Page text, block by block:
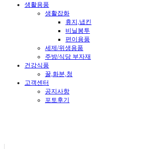
생활용품
생활잡화
휴지,냅킨
비닐봉투
편이용품
세제/위생용품
주방/식당 부자재
건강식품
꿀,화분,청
고객센터
공지사항
포토후기